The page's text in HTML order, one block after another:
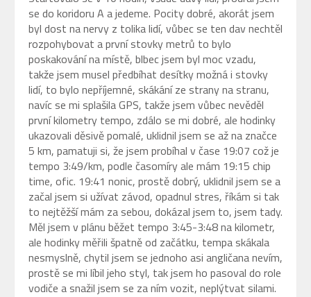
se do koridoru A a jedeme. Pocity dobré, akorát jsem
byl dost na nervy z tolika lidí, vůbec se ten dav nechtěl
rozpohybovat a první stovky metrů to bylo
poskakování na místě, blbec jsem byl moc vzadu,
takže jsem musel předbíhat desítky možná i stovky
lidí, to bylo nepříjemné, skákání ze strany na stranu,
navíc se mi splašila GPS, takže jsem vůbec nevěděl
první kilometry tempo, zdálo se mi dobré, ale hodinky
ukazovali děsivě pomalé, uklidnil jsem se až na značce
5 km, pamatuji si, že jsem probíhal v čase 19:07 což je
tempo 3:49/km, podle časomíry ale mám 19:15 chip
time, ofic. 19:41 nonic, prostě dobrý, uklidnil jsem se a
začal jsem si užívat závod, opadnul stres, říkám si tak
to nejtěžší mám za sebou, dokázal jsem to, jsem tady.
Měl jsem v plánu běžet tempo 3:45-3:48 na kilometr,
ale hodinky měřili špatně od začátku, tempa skákala
nesmyslně, chytil jsem se jednoho asi angličana nevím,
prostě se mi líbil jeho styl, tak jsem ho pasoval do role
vodiče a snažil jsem se za ním vozit, neplýtvat silami.